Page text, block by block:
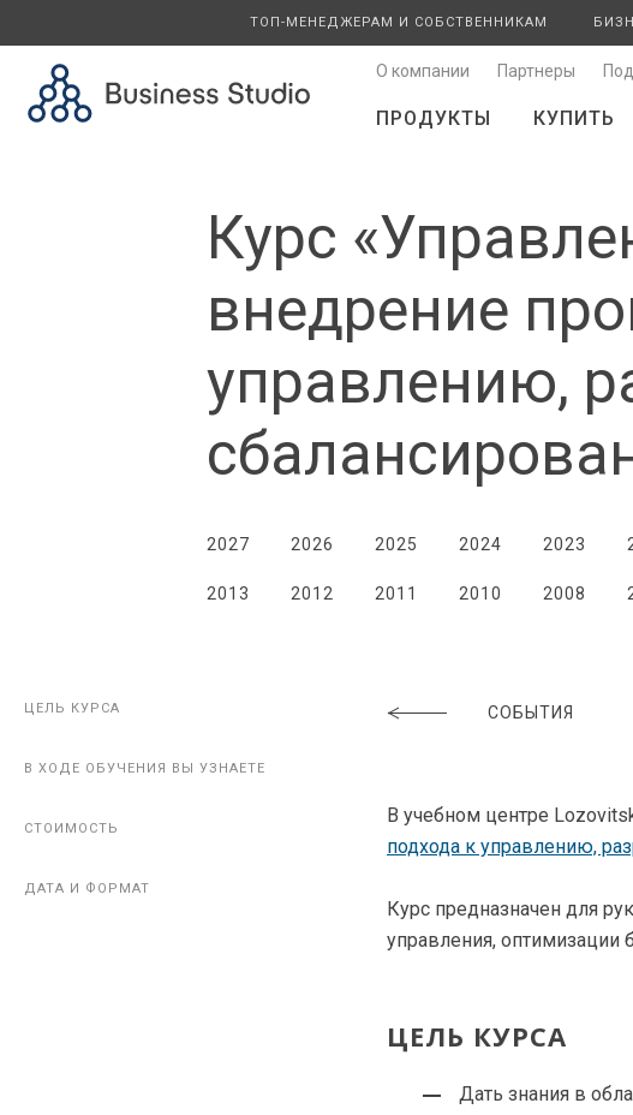
ТОП-МЕНЕДЖЕРАМ И СОБСТВЕННИКАМ
О компании Партнеры
ПРОДУКТЫ КУПИТЬ
Курс
внедрение
управлению,
2027 2026 2025 2024 2023
2013 2012 2011 2010 2008
ЦЕЛЬ КУРСА
В ХОДЕ ОБУЧЕНИЯ ВЫ УЗНАЕТЕ
СТОИМОСТЬ
ДАТА И ФОРМАТ
ЦЕЛЬ КУРСА
В ХОДЕ ОБУЧЕНИЯ ВЫ УЗНАЕТЕ
СТОИМОСТЬ
ДАТА И ФОРМАТ
СОБЫТИЯ
В учебном центре
подхода к управлению,
Курс предназначен для
управления, оптимизации
ЦЕЛЬ КУРСА
Дать знания в